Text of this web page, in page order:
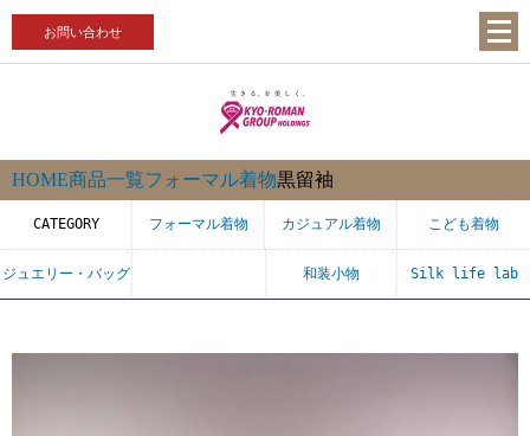
お問い合わせ
HOME商品一覧フォーマル着物黒留袖
CATEGORY フォーマル着物 カジュアル着物 こども着物
ジュエリー・バッグ 和装小物 Silk life lab